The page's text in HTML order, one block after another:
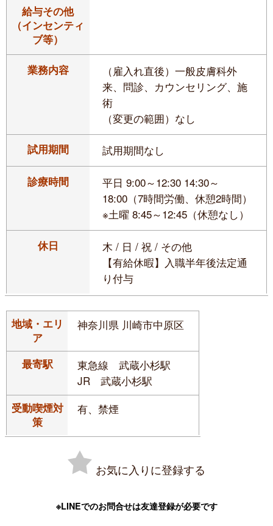
給与その他
（インセンティ
ブ等）
業務内容
（雇入れ直後）一般皮膚科外
来、問診、カウンセリング、施
術
（変更の範囲）なし
試用期間 試用期間なし
診療時間
平日 9:00～12:30 14:30～
18:00（7時間労働、休憩2時間）
※土曜 8:45～12:45（休憩なし）
休日
木 / 日 / 祝 / その他
【有給休暇】入職半年後法定通
り付与
地域・エリ
ア
神奈川県 川崎市中原区
最寄駅
東急線 武蔵小杉駅
JR 武蔵小杉駅
受動喫煙対
策
有、禁煙
お気に入りに登録する
※LINEでのお問合せは友達登録が必要です